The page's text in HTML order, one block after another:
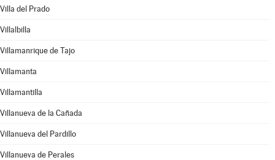
Villa del Prado
Villalbilla
Villamanrique de Tajo
Villamanta
Villamantilla
Villanueva de la Cañada
Villanueva del Pardillo
Villanueva de Perales